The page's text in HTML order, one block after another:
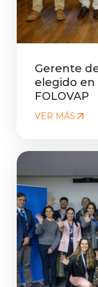
Gerente
elegido en
FOLOVAP
VER MÁS